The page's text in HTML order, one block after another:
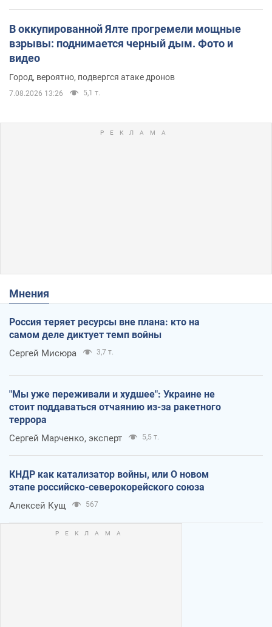
В оккупированной Ялте прогремели мощные
взрывы: поднимается черный дым. Фото и
видео
Город, вероятно, подвергся атаке дронов
7.08.2026 13:26 5,1 т.
Мнения
Россия теряет ресурсы вне плана: кто на
самом деле диктует темп войны
Сергей Мисюра 3,7 т.
"Мы уже переживали и худшее": Украине не
стоит поддаваться отчаянию из-за ракетного
террора
Сергей Марченко, эксперт 5,5 т.
КНДР как катализатор войны, или О новом
этапе российско-северокорейского союза
Алексей Кущ 567